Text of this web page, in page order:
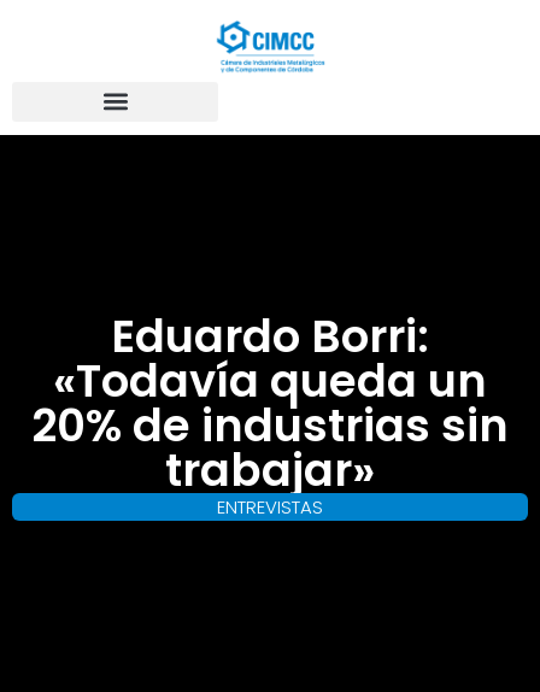
Eduardo Borri:
«Todavía queda un
20% de industrias sin
trabajar»
ENTREVISTAS